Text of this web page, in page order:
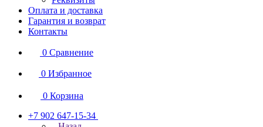
Оплата и доставка
Гарантия и возврат
Контакты
0 Сравнение
0 Избранное
0 Корзина
+7 902 647-15-34